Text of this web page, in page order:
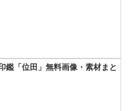
鑑「位田」無料画像・素材まと